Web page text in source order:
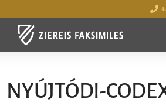
NYÚJTÓDI-